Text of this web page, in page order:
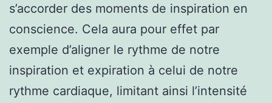
s’accorder des moments de inspiration en
conscience. Cela aura pour effet par
exemple d’aligner le rythme de notre
inspiration et expiration à celui de notre
rythme cardiaque, limitant ainsi l’intensité